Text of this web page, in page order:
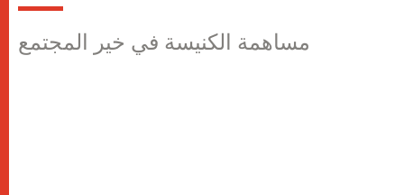
مساهمة الكنيسة في خير المجتمع